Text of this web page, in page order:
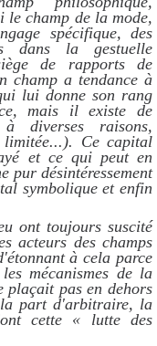
le champ de la mode,
spécifique, des
dans la gestuelle
de rapports de
champ a tendance à
lui donne son rang
mais il existe de
à diverses raisons,
limitée...). Ce capital
et ce qui peut en
pur désintéressement
symbolique et enfin
ont toujours suscité
acteurs des champs
à cela parce
mécanismes de la
plaçait pas en dehors
part d'arbitraire, la
cette « lutte des